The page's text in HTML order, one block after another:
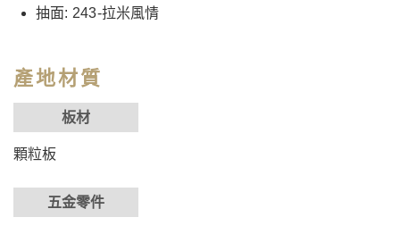
抽面: 243-拉米風情
產地材質
板材
顆粒板
五金零件